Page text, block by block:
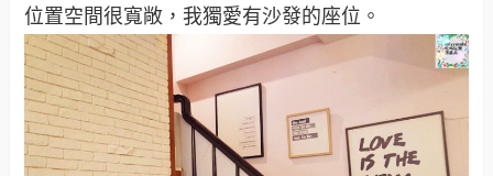
位置空間很寬敞，我獨愛有沙發的座位。